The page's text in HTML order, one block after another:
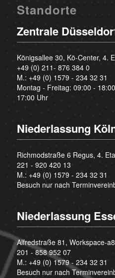
Standorte
Zentrale
Königsallee 30, Kö-Center, 4.
+49 (0) 211- 876 384 0
M.: +49 (0) 1579 - 234 32 31
Montag - Freitag: 09:00 -
17:00 Uhr
Niederlassung
Richmodstraße 6 Regus, 4.
221 - 920 420 13
M.: +49 (0) 1579 - 234 32 31
Besuch nur nach
Niederlassung
Alfredstraße 81, Workspace-
201 - 858 952 07
M.: +49 (0) 1579 - 234 32 31
Besuch nur nach